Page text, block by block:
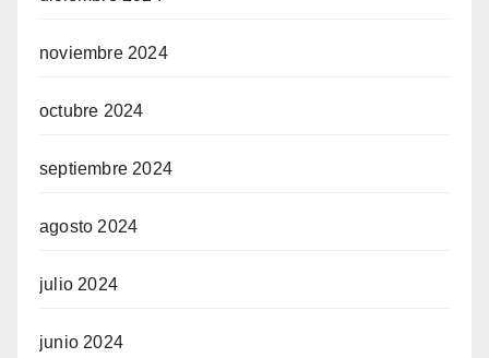
noviembre 2024
octubre 2024
septiembre 2024
agosto 2024
julio 2024
junio 2024